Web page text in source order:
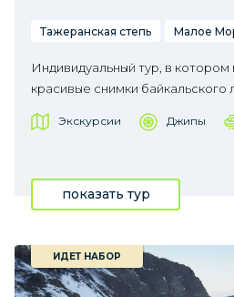
Тажеранская степь Малое
Индивидуальный тур, в
красивые снимки байкальского
Экскурсии Джипы
показать тур
ИДЕТ НАБОР